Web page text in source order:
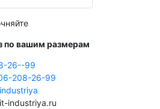
по вашим размерам
26--99
208-26-99
industriya.ru